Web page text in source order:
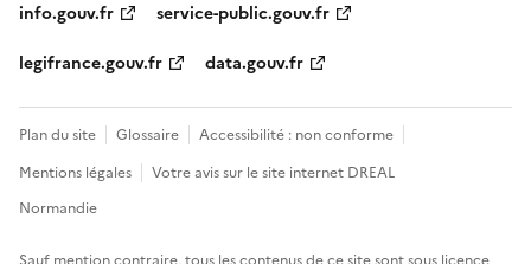
info.gouv.fr
service-public.gouv.fr
legifrance.gouv.fr
data.gouv.fr
Plan du site Glossaire
Accessibilité : non conforme
Mentions légales
Votre avis sur le site internet DREAL
Normandie